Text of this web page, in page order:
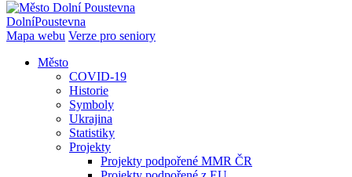
DolníPoustevna
Mapa webu Verze pro seniory
Město
COVID-19
Historie
Symboly
Ukrajina
Statistiky
Projekty
Projekty podpořené MMR ČR